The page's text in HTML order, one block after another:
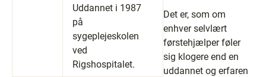
Uddannet i 1987
på
sygeplejeskolen
ved
Rigshospitalet.
Det er, som om
enhver selvlært
førstehjælper føler
sig klogere end en
uddannet og erfaren